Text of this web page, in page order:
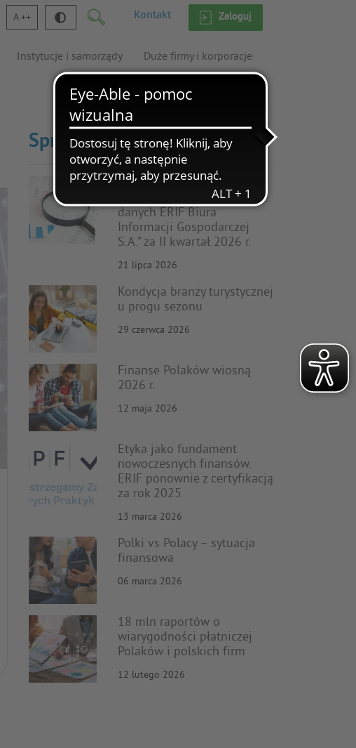
Kontakt Zaloguj
A
Instytucje i samorządy Duże firmy i korporacje
Sprawdź inne
Nowy raport audytowy
„Wielkość i struktura bazy
danych ERIF Biura
Informacji Gospodarczej
S.A.” za II kwartał 2026 r.
21 lipca 2026
Kondycja branży turystycznej
u progu sezonu
29 czerwca 2026
Finanse Polaków wiosną
2026 r.
12 maja 2026
Etyka jako fundament
nowoczesnych finansów.
ERIF ponownie z certyfikacją
za rok 2025
13 marca 2026
Polki vs Polacy – sytuacja
finansowa
06 marca 2026
18 mln raportów o
wiarygodności płatniczej
Polaków i polskich firm
12 lutego 2026